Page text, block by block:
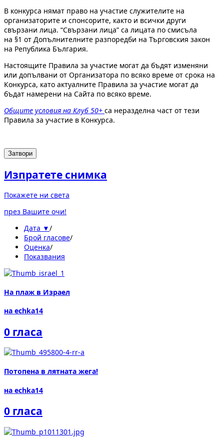
В конкурса нямат право на участие служителите на
организаторите и спонсорите, както и всички други
свързани лица. “Свързани лица” са лицата по смисъла
на §1 от Допълнителните разпоредби на Търговския закон
на Република България.
Настоящите Правила за участие могат да бъдят изменяни
или допълвани от Организатора по всяко време от срока на
Конкурса, като актуалните Правила за участие могат да
бъдат намерени на Сайта по всяко време.
Общите условия на Клуб 50+ са неразделна част от тези
Правила за участие в Конкурса.
Затвори
Изпратете снимка
Покажете ни света
през Вашите очи!
Дата ▼/
Брой гласове/
Оценка/
Показвания
На плаж в Израел
на echka14
0 гласа
Потопена в лятната жега!
на echka14
0 гласа